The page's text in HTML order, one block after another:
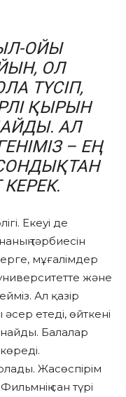
ОЙЫ
ОЛ
ТҮСІП,
ҚЫРЫН
АЛ
– ЕҢ
Екеуі де
тәрбиесін
мұғалімдер
және
Ал қазір
етеді, өйткені
Балалар
Жасөспірім
сан түрі